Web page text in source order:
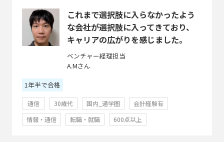
これまで選択肢に入らなかったよう
な会社が選択肢に入ってきており、
キャリアの広がりを感じました。
ベンチャー経理担当
A.Mさん
1年半で合格
通信 30歳代 国内_通学圏
会計経験有
情報・通信
転職・就職 600点以上